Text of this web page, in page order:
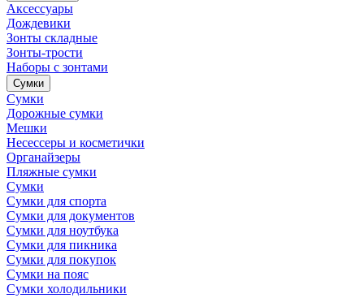
Аксессуары
Дождевики
Зонты складные
Зонты-трости
Наборы с зонтами
Сумки
Сумки
Дорожные сумки
Мешки
Несессеры и косметички
Органайзеры
Пляжные сумки
Сумки
Сумки для спорта
Сумки для документов
Сумки для ноутбука
Сумки для пикника
Сумки для покупок
Сумки на пояс
Сумки холодильники